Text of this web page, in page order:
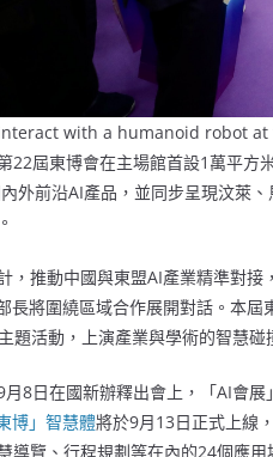
with a humanoid robot at
22屆東博會在主場館首設1萬平方
外前沿AI產品，並同步呈現汶萊
，推動中國與東盟AI產業精準對接
長將圍繞區域合作展開對話。本
題活動，上演產業與學術的智慧
月8日在國新辦釋出會上，「AI會
博」智慧體將於9月13日正式上線
導覽、行程規劃等在內的24個應